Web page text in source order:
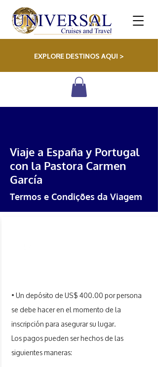
EXPLORE DESTINOS AQUI >
Viaje a España y Portugal
con la Pastora Carmen
García
Termos e Condições da Viagem
• Un depósito de US$ 400.00 por persona
se debe hacer en el momento de la
inscripción para asegurar su lugar.
Los pagos pueden ser hechos de las
siguientes maneras: